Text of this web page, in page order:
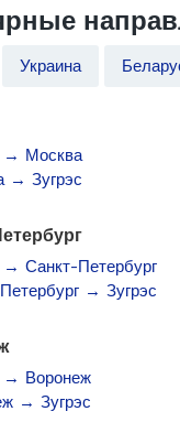
Украина
→ Москва
→ Зугрэс
→ Санкт-Петербург
→ Зугрэс
→ Воронеж
→ Зугрэс